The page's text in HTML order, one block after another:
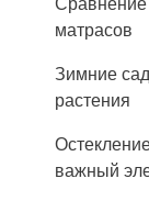
матрасов
Зимние
растения
важный